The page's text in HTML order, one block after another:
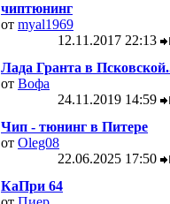
чиптюнинг
от myal1969
12.11.2017 22:13
Лада Гранта в
от Вофа
24.11.2019 14:59
Чип - тюнинг в Питере
от Oleg08
22.06.2025 17:50
КаПри 64